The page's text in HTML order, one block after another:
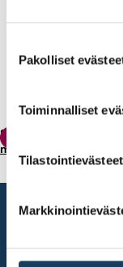
valinta
Pakolliset
Toiminnalliset
Tilastointievästeet
Sijoittamisesta on
myytin